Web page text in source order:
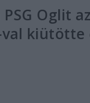
Oglit az
val kiütötte